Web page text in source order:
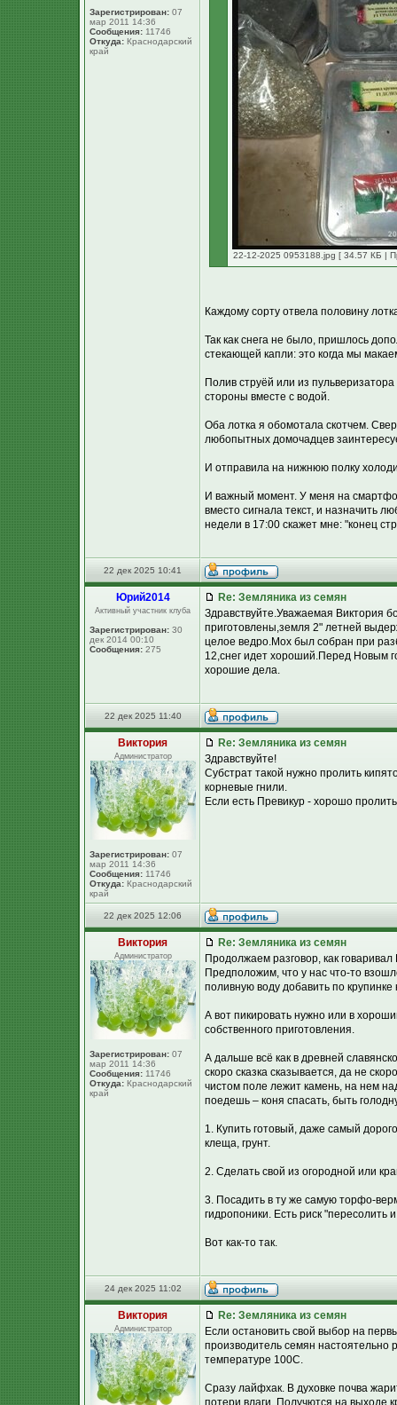
Зарегистрирован: 07
мар 2011 14:36
Сообщения: 11746
Откуда: Краснодарский
край
22-12-2025 0953188.jpg [ 34.57 КБ |
Каждому сорту отвела половину
Так как снега не было, пришлось
стекающей капли: это когда мы
Полив струёй или из
стороны вместе с водой.
Оба лотка я обомотала скотчем.
любопытных домочадцев
И отправила на нижнюю полку
И важный момент. У меня на
вместо сигнала текст, и назначить
недели в 17:00 скажет мне: "конец
22 дек 2025 10:41
Юpий2014
Активный участник клуба
Зарегистрирован: 30
дек 2014 00:10
Сообщения: 275
Re: Земляника из семян
Здравствуйте.Уважаемая Виктория
приготовлены,земля 2" летней
целое ведро.Мох был собран при
12,снег идет хороший.Перед Новым
хорошие дела.
22 дек 2025 11:40
Виктория
Администратор
Зарегистрирован: 07
мар 2011 14:36
Сообщения: 11746
Откуда: Краснодарский
край
Re: Земляника из семян
Здравствуйте!
Субстрат такой нужно пролить
корневые гнили.
Если есть Превикур - хорошо
22 дек 2025 12:06
Виктория
Администратор
Зарегистрирован: 07
мар 2011 14:36
Сообщения: 11746
Откуда: Краснодарский
край
Re: Земляника из семян
Продолжаем разговор, как говаривал
Предположим, что у нас что-то
поливную воду добавить по
А вот пикировать нужно или в
собственного приготовления.
А дальше всё как в древней
скоро сказка сказывается, да не
чистом поле лежит камень, на нем
поедешь – коня спасать, быть
1. Купить готовый, даже самый
клеща, грунт.
2. Сделать свой из огородной или
3. Посадить в ту же самую торфо-
гидропоники. Есть риск "пересолить
Вот как-то так.
24 дек 2025 11:02
Виктория
Администратор
Re: Земляника из семян
Если остановить свой выбор на
производитель семян настоятельно
температуре 100С.
Сразу лайфхак. В духовке почва
потери влаги. Получются на выходе